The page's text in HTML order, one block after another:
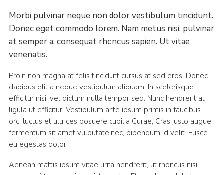
Morbi pulvinar neque non dolor vestibulum tincidunt.
Donec eget commodo lorem. Nam metus nisi, pulvinar
at semper a, consequat rhoncus sapien. Ut vitae
venenatis.
Proin non magna at felis tincidunt cursus at sed eros. Donec
dapibus elit a neque vestibulum aliquam. In scelerisque
efficitur nisi, vel dictum nulla tempor sed. Nunc hendrerit at
ligula ut efficitur. Vestibulum ante ipsum primis in faucibus
orci luctus et ultrices posuere cubilia Curae; Cras justo augue,
fermentum sit amet vulputate nec, bibendum id velit. Fusce
eu egestas dolor.
Aenean mattis ipsum vitae urna hendrerit, ut rhoncus nisi